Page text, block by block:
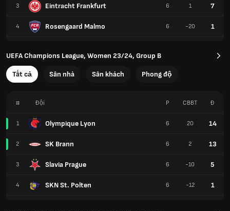
3 Eintracht Frankfurt
4 Rosengaard Malmo
6 1 7
6 -20 1
UEFA Champions League, Women 23/24, Group B
Tất cả Sân nhà Sân khách Phong độ
# Đội
1 Olympique Lyon
2 SK Brann
3 Slavia Prague
4 SKN St. Polten
P CBBT Đ
6 20 14
6 2 13
6 -10 5
6 -12 1